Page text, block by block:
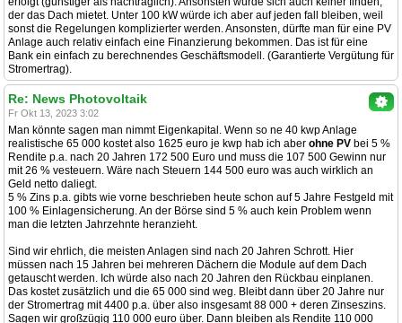
der das Dach mietet. Unter 100 kW würde ich aber auf jeden fall bleiben, weil
sonst die Regelungen komplizierter werden. Ansonsten, dürfte man für eine PV
Anlage auch relativ einfach eine Finanzierung bekommen. Das ist für eine
Bank ein einfach zu berechnendes Geschäftsmodell. (Garantierte Vergütung für
Stromertrag).
Re: News Photovoltaik
Fr Okt 13, 2023 3:02
Man könnte sagen man nimmt Eigenkapital. Wenn so ne 40 kwp Anlage
realistische 65 000 kostet also 1625 euro je kwp hab ich aber ohne PV bei 5 %
Rendite p.a. nach 20 Jahren 172 500 Euro und muss die 107 500 Gewinn nur
mit 26 % vesteuern. Wäre nach Steuern 144 500 euro was auch wirklich an
Geld netto daliegt.
5 % Zins p.a. gibts wie vorne beschrieben heute schon auf 5 Jahre Festgeld mit
100 % Einlagensicherung. An der Börse sind 5 % auch kein Problem wenn
man die letzten Jahrzehnte heranzieht.
Sind wir ehrlich, die meisten Anlagen sind nach 20 Jahren Schrott. Hier
müssen nach 15 Jahren bei mehreren Dächern die Module auf dem Dach
getauscht werden. Ich würde also nach 20 Jahren den Rückbau einplanen.
Das kostet zusätzlich und die 65 000 sind weg. Bleibt dann über 20 Jahre nur
der Stromertrag mit 4400 p.a. über also insgesamt 88 000 + deren Zinseszins.
Sagen wir großzügig 110 000 euro über. Dann bleiben als Rendite 110 000